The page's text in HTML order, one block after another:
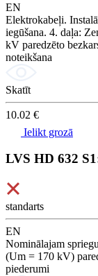
EN
Elektrokabeļi.
iegūšana. 4. daļa:
kV paredzēto
noteikšana
Skatīt
10.02 €
Ielikt grozā
LVS HD 632
standarts
EN
Nominālajam
(Um = 170 kV)
piederumi